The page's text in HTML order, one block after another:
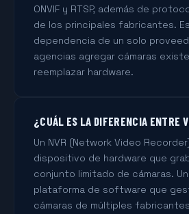
ONVIF y RTSP, además de
de los principales fabricantes.
dependencia de un solo
agencias agregar cámaras
reemplazar hardware.
¿CUÁL ES LA DIFERENCIA ENTRE
Un NVR (Network Video
dispositivo de hardware que
conjunto limitado de cámaras.
plataforma de software que
cámaras de múltiples